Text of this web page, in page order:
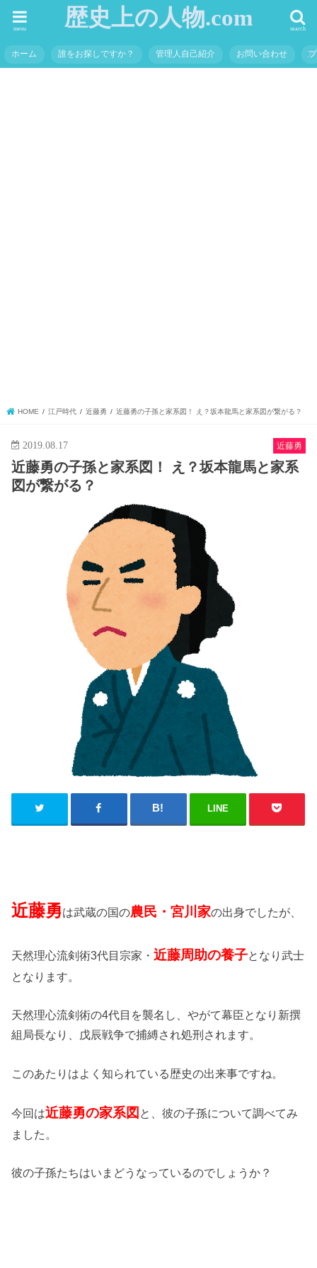
歴史上の人物.com search
menu
ホーム 誰をお探しですか？ 管理人自己紹介 お問い合わせ
HOME 江戸時代 近藤勇 近藤勇の子孫と家系図！ え？坂本龍馬と家系図が繋がる？
近藤勇
2019.08.17
近藤勇の子孫と家系図！ え？坂本龍馬と家系
図が繋がる？
LINE
近藤勇は武蔵の国の農民・宮川家の出身でしたが、
天然理心流剣術3代目宗家・近藤周助の養子となり武士
となります。
天然理心流剣術の4代目を襲名し、やがて幕臣となり新撰
組局長なり、戊辰戦争で捕縛され処刑されます。
このあたりはよく知られている歴史の出来事ですね。
今回は近藤勇の家系図 と、彼の子孫について調べてみ
ました。
彼の子孫たちはいまどうなっているのでしょうか？